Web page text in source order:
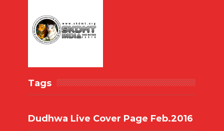
Tags
Dudhwa Live Cover Page Feb.2016